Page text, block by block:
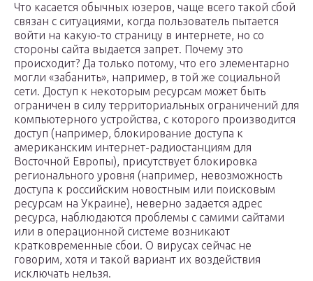
Что касается обычных юзеров, чаще всего такой сбой
связан с ситуациями, когда пользователь пытается
войти на какую-то страницу в интернете, но со
стороны сайта выдается запрет. Почему это
происходит? Да только потому, что его элементарно
могли «забанить», например, в той же социальной
сети. Доступ к некоторым ресурсам может быть
ограничен в силу территориальных ограничений для
компьютерного устройства, с которого производится
доступ (например, блокирование доступа к
американским интернет-радиостанциям для
Восточной Европы), присутствует блокировка
регионального уровня (например, невозможность
доступа к российским новостным или поисковым
ресурсам на Украине), неверно задается адрес
ресурса, наблюдаются проблемы с самими сайтами
или в операционной системе возникают
кратковременные сбои. О вирусах сейчас не
говорим, хотя и такой вариант их воздействия
исключать нельзя.